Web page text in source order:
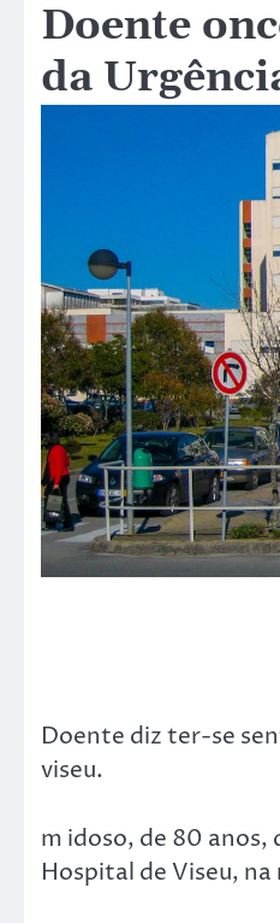
Doente
da
Doente diz ter-se
viseu.
m idoso, de 80 anos,
Hospital de Viseu,